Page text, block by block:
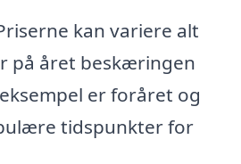
kan variere alt
på året beskæringen
er foråret og
tidspunkter for